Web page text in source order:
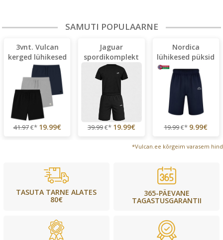
SAMUTI POPULAARNE
3vnt. Vulcan
kerged lühikesed
püksid
41.97€* 19.99€
Jaguar
spordikomplekt
39.99€* 19.99€
Nordica
lühikesed püksid
19.99€* 9.99€
*Vulcan.ee kõrgeim varasem hind
TASUTA TARNE ALATES
80€
365-PÄEVANE
TAGASTUSGARANTII